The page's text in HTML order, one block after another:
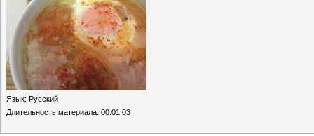
Язык: Русский
Длительность материала: 00:01:03